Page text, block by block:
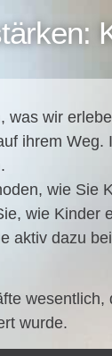
wir
ihrem
wie
wie
aktiv dazu
wurde.